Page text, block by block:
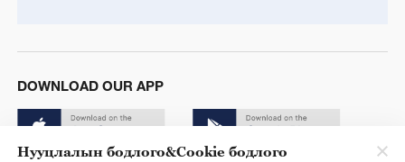
DOWNLOAD OUR APP
Нууцлалын бодлого&Cookie бодлого